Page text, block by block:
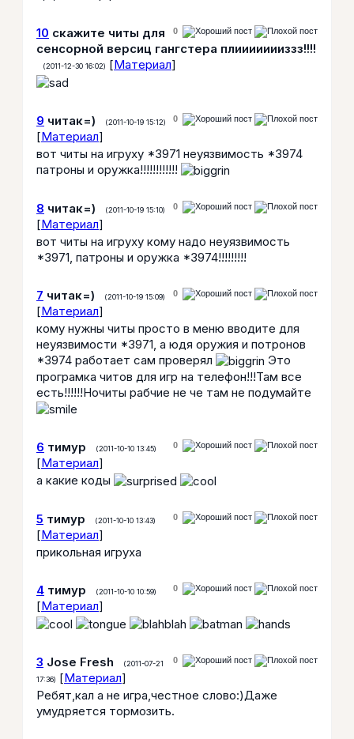
0
10 скажите читы для
сенсорной версиц гангстера плиииииииззз!!!!
(2011-12-30 16:02) [Материал]
0
9 читак=) (2011-10-19 15:12)
[Материал]
вот читы на игруху *3971 неуязвимость *3974
патроны и оружка!!!!!!!!!!!!
0
8 читак=) (2011-10-19 15:10)
[Материал]
вот читы на игруху кому надо неуязвимость
*3971, патроны и оружка *3974!!!!!!!!!
0
7 читак=) (2011-10-19 15:09)
[Материал]
кому нужны читы просто в меню вводите для
неуязвимости *3971, а юдя оружия и потронов
*3974 работает сам проверял
Это
програмка читов для игр на телефон!!!Там все
есть!!!!!!Ночиты рабчие не че там не подумайте
0
6 тимур (2011-10-10 13:45)
[Материал]
а какие коды
0
5 тимур (2011-10-10 13:43)
[Материал]
прикольная игруха
0
4 тимур (2011-10-10 10:59)
[Материал]
0
3 Jose Fresh
(2011-07-21
17:36) [Материал]
Ребят,кал а не игра,честное слово:)Даже
умудряется тормозить.